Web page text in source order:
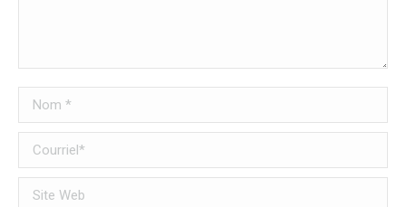
Nom *
Courriel *
Site Web